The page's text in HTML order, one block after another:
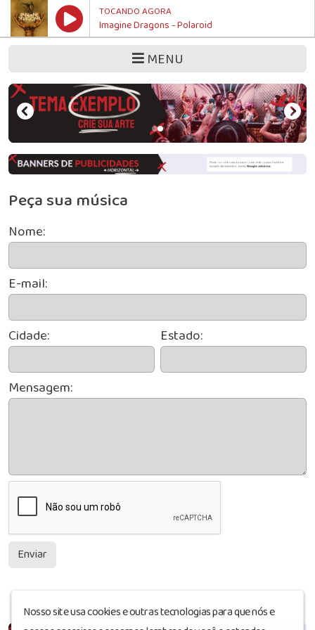
TOCANDO AGORA
Imagine Dragons - Polaroid
MENU
Peça sua música
Nome:
E-mail:
Cidade: Estado:
Mensagem:
Enviar
Nosso site usa cookies e outras tecnologias para que nós e